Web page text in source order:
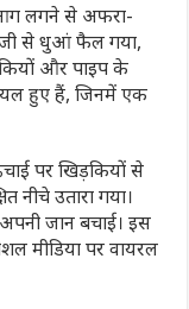
आग लगने से अफरा-
से धुआं फैल गया,
और पाइप के
हुए हैं, जिनमें एक
पर खिड़कियों से
नीचे उतारा गया।
जान बचाई। इस
मीडिया पर वायरल